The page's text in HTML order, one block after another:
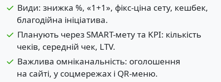
Види: знижка %, «1+1», фікс-ціна сету, кешбек,
благодійна ініціатива.
Планують через SMART-мету та KPI: кількість
чеків, середній чек, LTV.
Важлива омніканальність: оголошення
на сайті, у соцмережах і QR-меню.